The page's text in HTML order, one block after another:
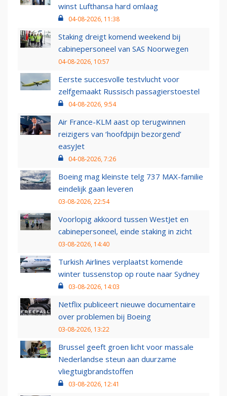
winst Lufthansa hard omlaag
04-08-2026, 11:38
Staking dreigt komend weekend bij
cabinepersoneel van SAS Noorwegen
04-08-2026, 10:57
Eerste succesvolle testvlucht voor
zelfgemaakt Russisch passagierstoestel
04-08-2026, 9:54
Air France-KLM aast op terugwinnen
reizigers van ‘hoofdpijn bezorgend’
easyJet
04-08-2026, 7:26
Boeing mag kleinste telg 737 MAX-familie
eindelijk gaan leveren
03-08-2026, 22:54
Voorlopig akkoord tussen WestJet en
cabinepersoneel, einde staking in zicht
03-08-2026, 14:40
Turkish Airlines verplaatst komende
winter tussenstop op route naar Sydney
03-08-2026, 14:03
Netflix publiceert nieuwe documentaire
over problemen bij Boeing
03-08-2026, 13:22
Brussel geeft groen licht voor massale
Nederlandse steun aan duurzame
vliegtuigbrandstoffen
03-08-2026, 12:41